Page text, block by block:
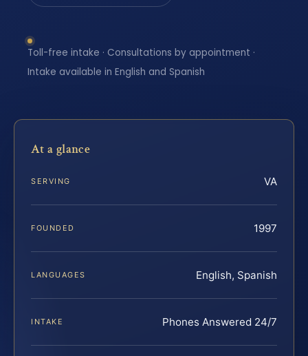
Toll-free intake · Consultations by appointment ·
Intake available in English and Spanish
At a glance
SERVING VA
FOUNDED 1997
LANGUAGES English, Spanish
INTAKE Phones Answered 24/7